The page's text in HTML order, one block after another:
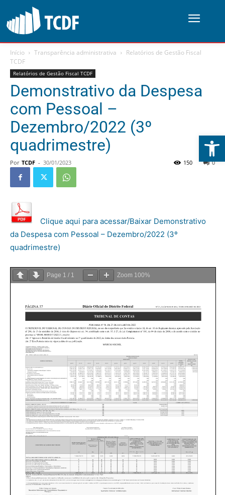
Abrir
Início Transparência administrativa
Relatórios de Gestão Fiscal
TCDF
Relatórios de Gestão Fiscal TCDF
Demonstrativo da Despesa
com Pessoal –
Dezembro/2022 (3º
quadrimestre)
Por TCDF - 30/01/2023 0
150
Clique aqui para acessar/Baixar Demonstrativo
da Despesa com Pessoal – Dezembro/2022 (3º
quadrimestre)
Page 1 / 1 Zoom 100%